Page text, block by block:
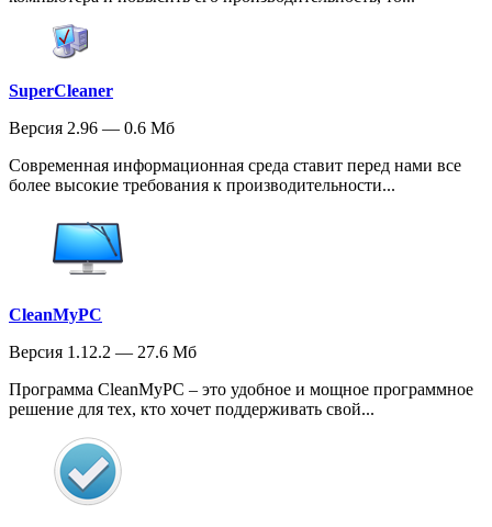
SuperCleaner
Версия 2.96 — 0.6 Мб
Современная информационная среда ставит перед нами все
более высокие требования к производительности...
CleanMyPC
Версия 1.12.2 — 27.6 Мб
Программа CleanMyPC – это удобное и мощное программное
решение для тех, кто хочет поддерживать свой...